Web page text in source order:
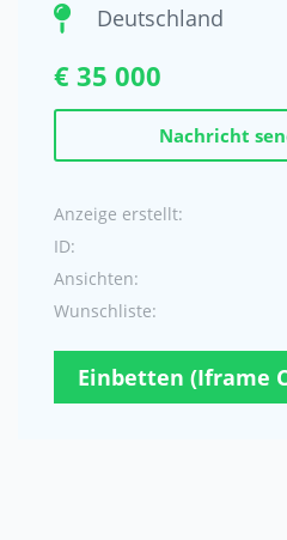
Deutschland
€ 35 000
Nachricht
Anzeige erstellt:
ID:
Ansichten:
Wunschliste:
Einbetten (Iframe